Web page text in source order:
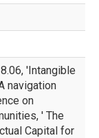
'Intangible
navigation
on
' The
Capital for